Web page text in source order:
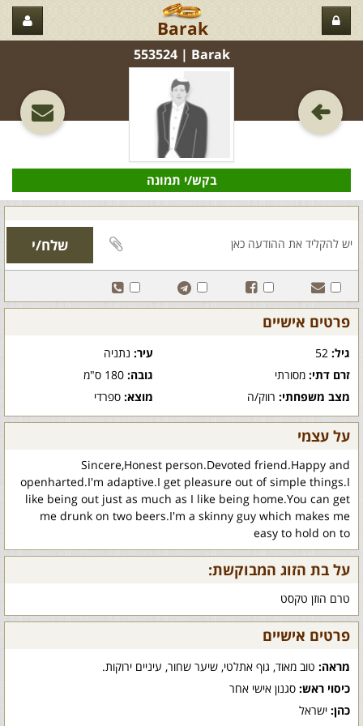
Barak
Barak‏ | 553524
בקש/י תמונה
פרטים אישיים
גיל: עיר:נתניה
זרם דתי: מסורתי גובה:180 ס"מ
מצב משפחתי: רווק/ה מוצא:ספרדי
על עצמי
Sincere,Honest person.Devoted friend.Happy and
openharted.I'm adaptive.I get pleasure out of simple things.I
like being out just as much as I like being home.You can get
me drunk on two beers.I'm a skinny guy which makes me
easy to hold on to
על בת הזוג המבוקשת:
טרם הוזן טקסט
פרטים אישיים
מראה: טוב מאוד, גוף אתלטי, שיער שחור, עיניים ירוקות.
כיסוי ראש: סגנון אישי אחר
כהן: ישראל